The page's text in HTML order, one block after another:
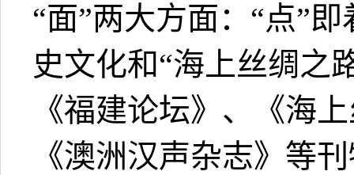
“面”两大方面：“点”
史文化和“海上丝绸之
《福建论坛》、《海
《澳洲汉声杂志》等